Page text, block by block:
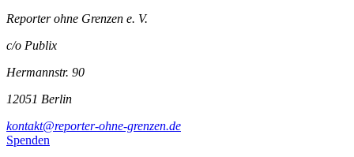
Reporter ohne Grenzen e. V.
c/o Publix
Hermannstr. 90
12051 Berlin
kontakt@reporter-ohne-grenzen.de
Spenden